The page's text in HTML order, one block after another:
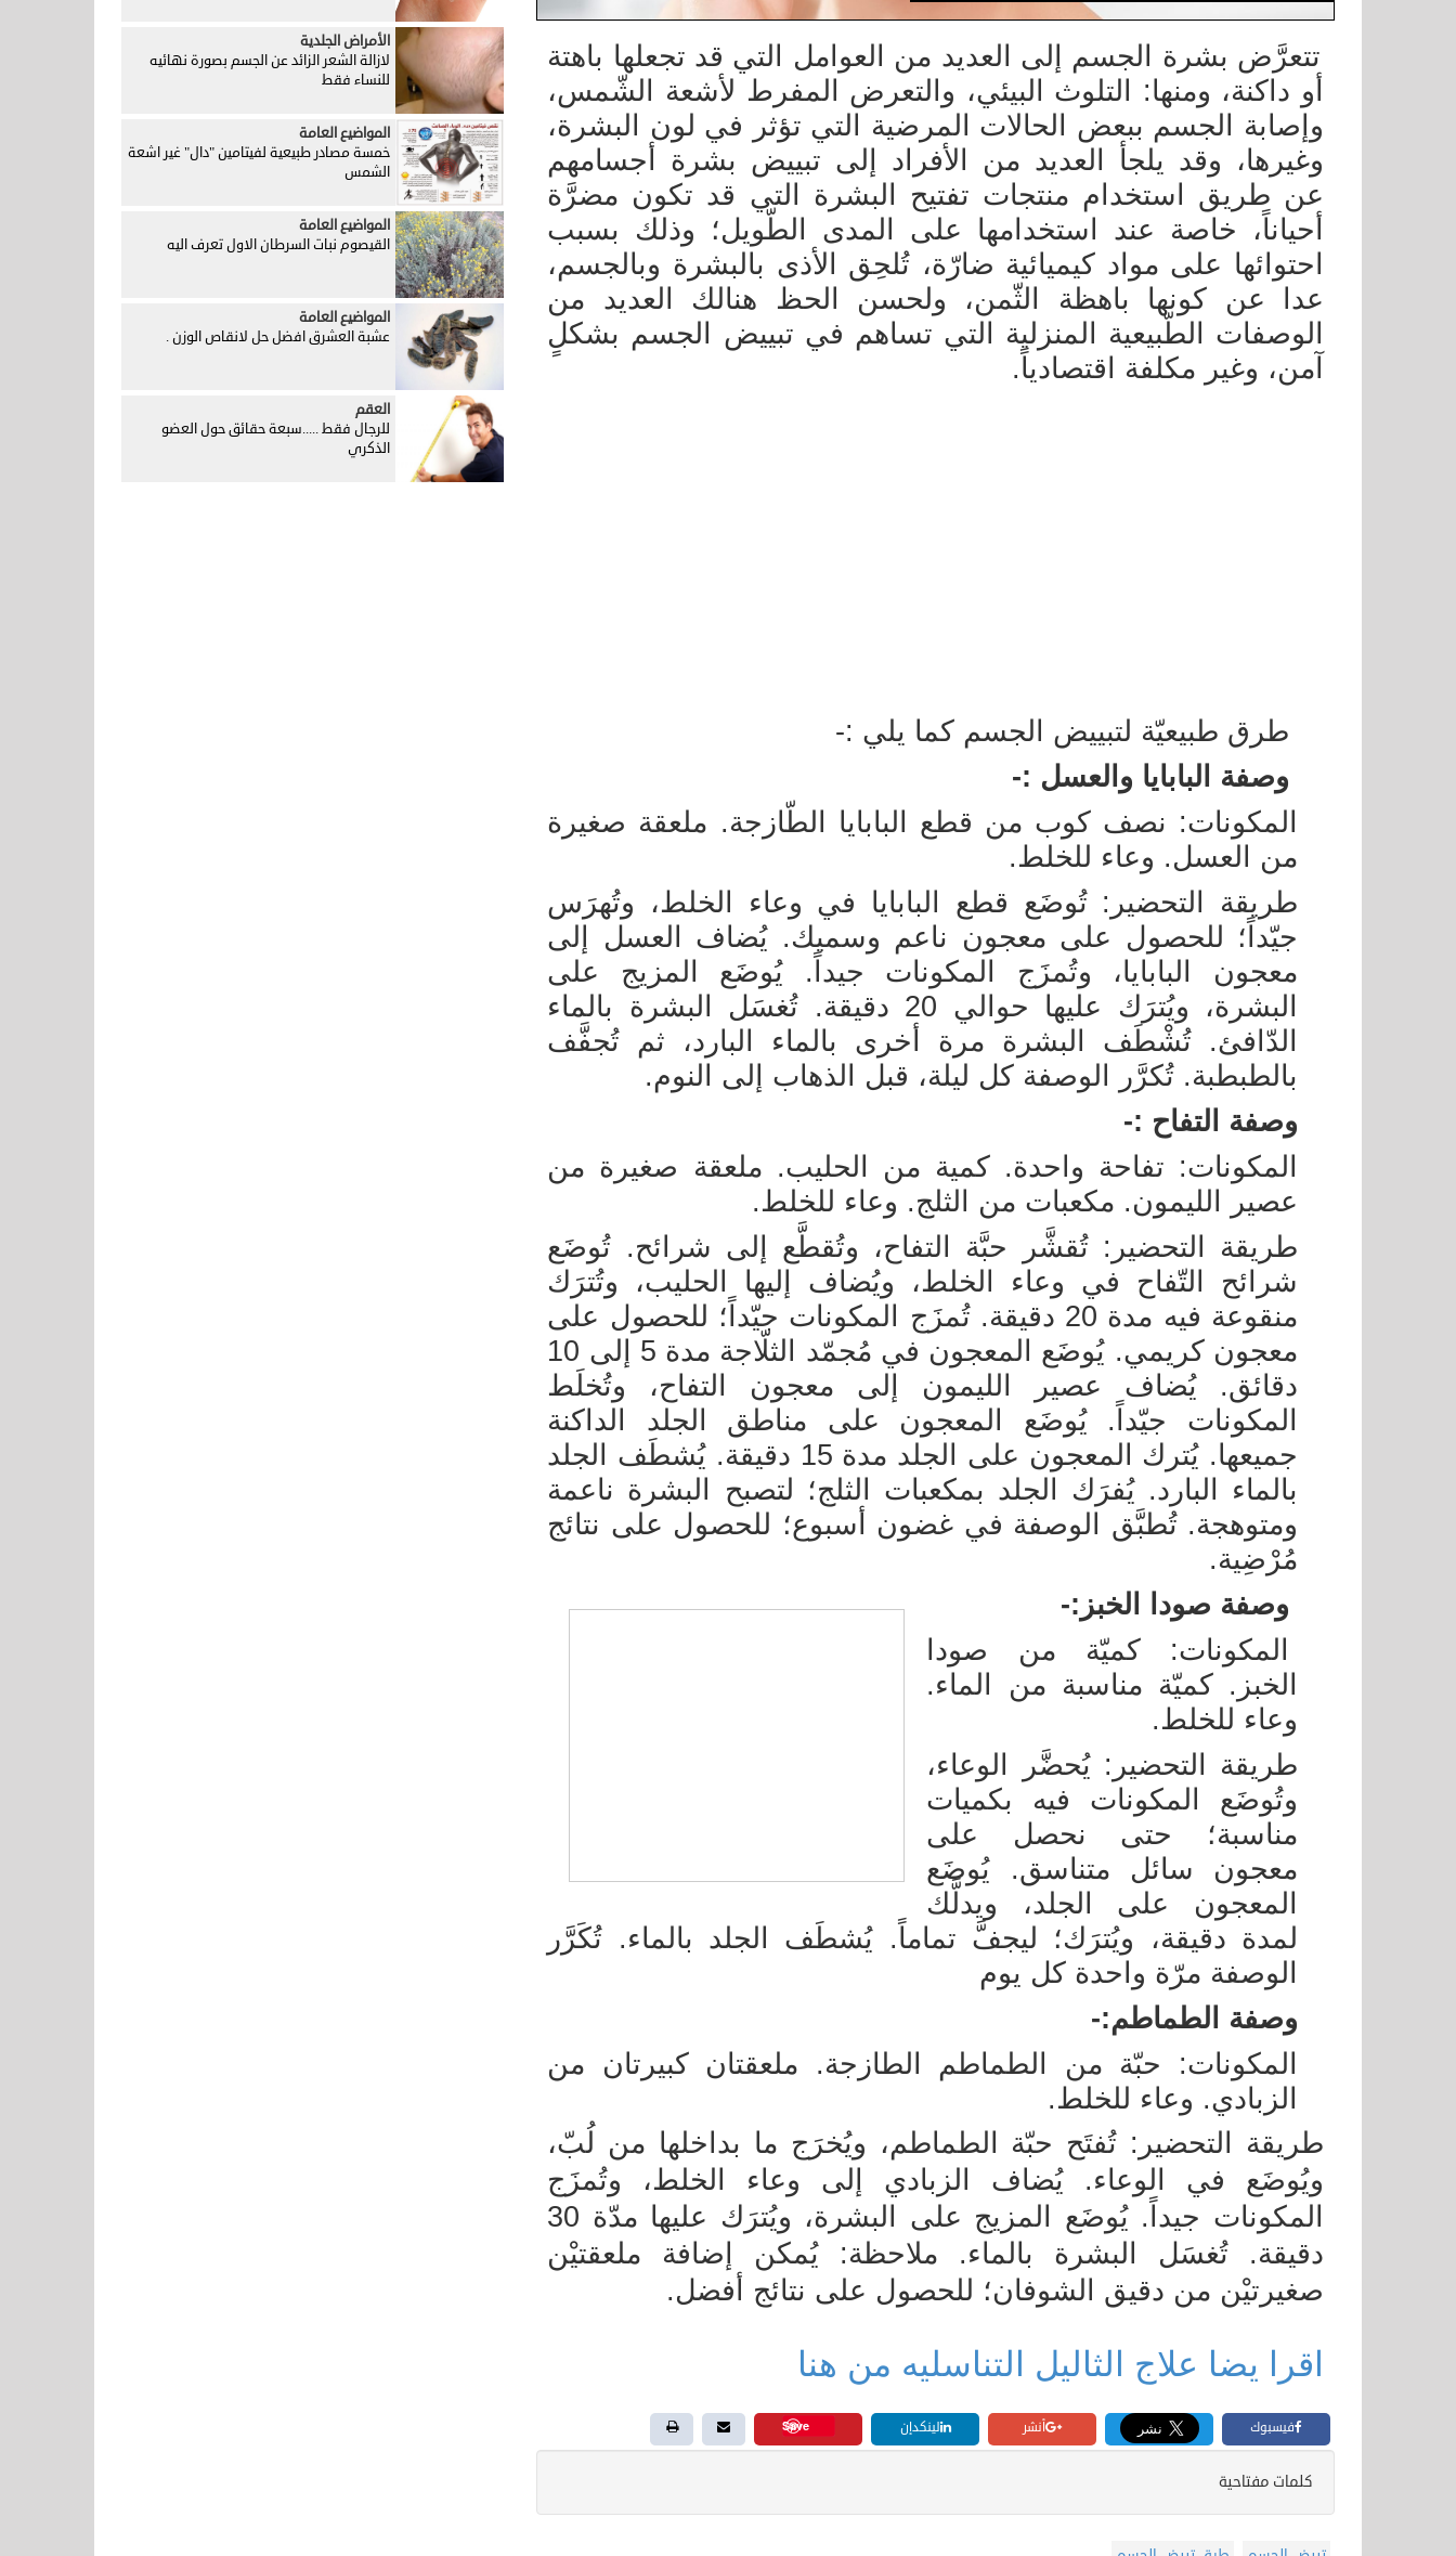
تتعرَّض بشرة الجسم إلى العديد من العوامل التي قد تجعلها باهتة
أو داكنة، ومنها: التلوث البيئي، والتعرض المفرط لأشعة الشّمس،
وإصابة الجسم ببعض الحالات المرضية التي تؤثر في لون البشرة،
وغيرها، وقد يلجأ العديد من الأفراد إلى تبييض بشرة أجسامهم
عن طريق استخدام منتجات تفتيح البشرة التي قد تكون مضرَّة
أحياناً، خاصة عند استخدامها على المدى الطّويل؛ وذلك بسبب
احتوائها على مواد كيميائية ضارّة، تُلحِق الأذى بالبشرة وبالجسم،
عدا عن كونها باهظة الثّمن، ولحسن الحظ هنالك العديد من
الوصفات الطّبيعية المنزلية التي تساهم في تبييض الجسم بشكلٍ
آمن، وغير مكلفة اقتصادياً.
طرق طبيعيّة لتبييض الجسم كما يلي :-
وصفة البابايا والعسل :-
المكونات: نصف كوب من قطع البابايا الطّازجة. ملعقة صغيرة
من العسل. وعاء للخلط.
طريقة التحضير: تُوضَع قطع البابايا في وعاء الخلط، وتُهرَس
جيّداً؛ للحصول على معجون ناعم وسميك. يُضاف العسل إلى
معجون البابايا، وتُمزَج المكونات جيداً. يُوضَع المزيج على
البشرة، ويُترَك عليها حوالي 20 دقيقة. تُغسَل البشرة بالماء
الدّافئ. تُشْطَف البشرة مرة أخرى بالماء البارد، ثم تُجفَّف
بالطبطبة. تُكرَّر الوصفة كل ليلة، قبل الذهاب إلى النوم.
وصفة التفاح :-
المكونات: تفاحة واحدة. كمية من الحليب. ملعقة صغيرة من
عصير الليمون. مكعبات من الثلج. وعاء للخلط.
طريقة التحضير: تُقشَّر حبَّة التفاح، وتُقطَّع إلى شرائح. تُوضَع
شرائح التّفاح في وعاء الخلط، ويُضاف إليها الحليب، وتُترَك
منقوعة فيه مدة 20 دقيقة. تُمزَج المكونات جيّداً؛ للحصول على
معجون كريمي. يُوضَع المعجون في مُجمّد الثلّاجة مدة 5 إلى 10
دقائق. يُضاف عصير الليمون إلى معجون التفاح، وتُخلَط
المكونات جيّداً. يُوضَع المعجون على مناطق الجلد الداكنة
جميعها. يُترك المعجون على الجلد مدة 15 دقيقة. يُشطَف الجلد
بالماء البارد. يُفرَك الجلد بمكعبات الثلج؛ لتصبح البشرة ناعمة
ومتوهجة. تُطبَّق الوصفة في غضون أسبوع؛ للحصول على نتائج
مُرْضِية.
وصفة صودا الخبز:-
المكونات: كميّة من صودا
الخبز. كميّة مناسبة من الماء.
وعاء للخلط.
طريقة التحضير: يُحضَّر الوعاء،
وتُوضَع المكونات فيه بكميات
مناسبة؛ حتى نحصل على
معجون سائل متناسق. يُوضَع
المعجون على الجلد، ويدلَّك
لمدة دقيقة، ويُترَك؛ ليجفَّ تماماً. يُشطَف الجلد بالماء. تُكَرَّر
الوصفة مرّة واحدة كل يوم
وصفة الطماطم:-
المكونات: حبّة من الطماطم الطازجة. ملعقتان كبيرتان من
الزبادي. وعاء للخلط.
طريقة التحضير: تُفتَح حبّة الطماطم، ويُخرَج ما بداخلها من لُبّ،
ويُوضَع في الوعاء. يُضاف الزبادي إلى وعاء الخلط، وتُمزَج
المكونات جيداً. يُوضَع المزيج على البشرة، ويُترَك عليها مدّة 30
دقيقة. تُغسَل البشرة بالماء. ملاحظة: يُمكن إضافة ملعقتيْن
صغيرتيْن من دقيق الشوفان؛ للحصول على نتائج أفضل.
اقرا يضا علاج الثاليل التناسليه من هنا
فيسبوك أنشر لينكدإن Save
كلمات مفتاحية
الأمراض الجلدية
لازالة الشعر الزائد عن الجسم بصورة نهائيه
للنساء فقط
المواضيع العامة
خمسة مصادر طبيعية لفيتامين "دال" غير اشعة
الشمس
المواضيع العامة
القيصوم نبات السرطان الاول تعرف اليه
المواضيع العامة
عشبة العشرق افضل حل لانقاص الوزن .
العقم
للرجال فقط .....سبعة حقائق حول العضو
الذكري